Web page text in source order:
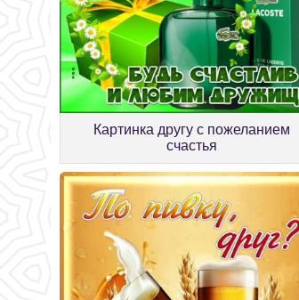
Картинка другу с пожеланием
счастья